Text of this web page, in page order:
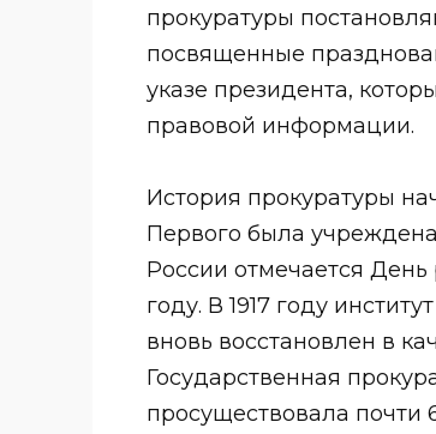
прокуратуры
посвященные
указе президента,
правовой информации.
История прокуратуры
Первого была
России отмечается День
году. В 1917 году
вновь восстановлен в
Государственная
просуществовала почти